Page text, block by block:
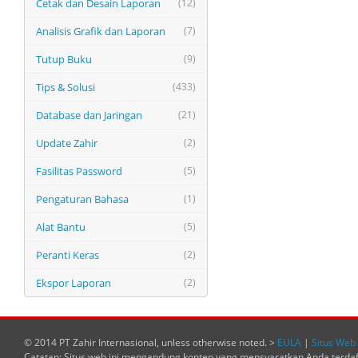
(12)
Cetak dan Desain Laporan
(7)
Analisis Grafik dan Laporan
(9)
Tutup Buku
(433)
Tips & Solusi
(21)
Database dan Jaringan
(2)
Update Zahir
(5)
Fasilitas Password
(1)
Pengaturan Bahasa
(5)
Alat Bantu
(2)
Peranti Keras
(2)
Ekspor Laporan
© 2014 PT Zahir Internasional, unless otherwise noted. > EULA | Situs